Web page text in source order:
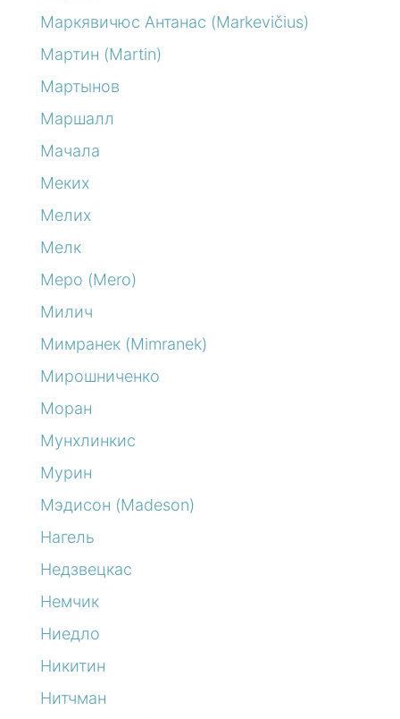
Маркявичюс Антанас (Markevičius)
Мартин (Martin)
Мартынов
Маршалл
Мачала
Меких
Мелих
Мелк
Меро (Mero)
Милич
Мимранек (Mimranek)
Мирошниченко
Моран
Мунхлинкис
Мурин
Мэдисон (Madeson)
Нагель
Недзвецкас
Немчик
Ниедло
Никитин
Нитчман